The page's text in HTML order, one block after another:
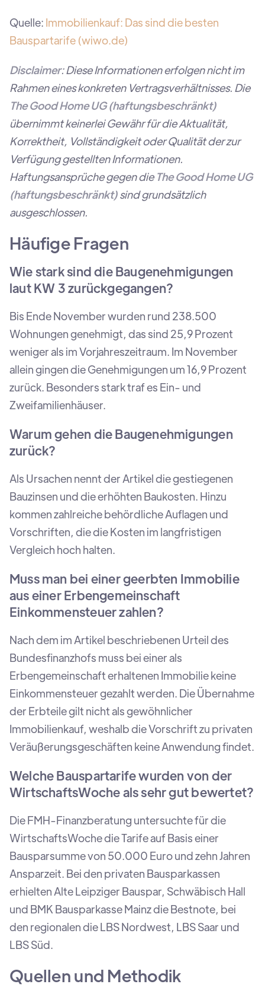
Quelle: Immobilienkauf: Das sind die besten
Bauspartarife (wiwo.de)
Disclaimer: Diese Informationen erfolgen nicht im
Rahmen eines konkreten Vertragsverhältnisses. Die
The Good Home UG (haftungsbeschränkt)
übernimmt keinerlei Gewähr für die Aktualität,
Korrektheit, Vollständigkeit oder Qualität der zur
Verfügung gestellten Informationen.
Haftungsansprüche gegen die The Good Home UG
(haftungsbeschränkt)sind grundsätzlich
ausgeschlossen.
Häufige Fragen
Wie stark sind die Baugenehmigungen
laut KW 3 zurückgegangen?
Bis Ende November wurden rund 238.500
Wohnungen genehmigt, das sind 25,9 Prozent
weniger als im Vorjahreszeitraum. Im November
allein gingen die Genehmigungen um 16,9 Prozent
zurück. Besonders stark traf es Ein- und
Zweifamilienhäuser.
Warum gehen die Baugenehmigungen
zurück?
Als Ursachen nennt der Artikel die gestiegenen
Bauzinsen und die erhöhten Baukosten. Hinzu
kommen zahlreiche behördliche Auflagen und
Vorschriften, die die Kosten im langfristigen
Vergleich hoch halten.
Muss man bei einer geerbten Immobilie
aus einer Erbengemeinschaft
Einkommensteuer zahlen?
Nach dem im Artikel beschriebenen Urteil des
Bundesfinanzhofs muss bei einer als
Erbengemeinschaft erhaltenen Immobilie keine
Einkommensteuer gezahlt werden. Die Übernahme
der Erbteile gilt nicht als gewöhnlicher
Immobilienkauf, weshalb die Vorschrift zu privaten
Veräußerungsgeschäften keine Anwendung findet.
Welche Bauspartarife wurden von der
WirtschaftsWoche als sehr gut bewertet?
Die FMH-Finanzberatung untersuchte für die
WirtschaftsWoche die Tarife auf Basis einer
Bausparsumme von 50.000 Euro und zehn Jahren
Ansparzeit. Bei den privaten Bausparkassen
erhielten Alte Leipziger Bauspar, Schwäbisch Hall
und BMK Bausparkasse Mainz die Bestnote, bei
den regionalen die LBS Nordwest, LBS Saar und
LBS Süd.
Quellen und Methodik